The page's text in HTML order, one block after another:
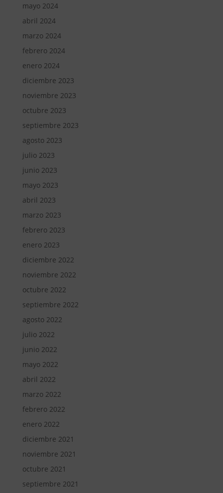
mayo 2024
abril 2024
marzo 2024
febrero 2024
enero 2024
diciembre 2023
noviembre 2023
octubre 2023
septiembre 2023
agosto 2023
julio 2023
junio 2023
mayo 2023
abril 2023
marzo 2023
febrero 2023
enero 2023
diciembre 2022
noviembre 2022
octubre 2022
septiembre 2022
agosto 2022
julio 2022
junio 2022
mayo 2022
abril 2022
marzo 2022
febrero 2022
enero 2022
diciembre 2021
noviembre 2021
octubre 2021
septiembre 2021